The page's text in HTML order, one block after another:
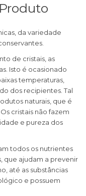
da variedade
de cristais, as
Isto é ocasionado
temperaturas,
dos recipientes. Tal
naturais, que é
cristais não fazem
e pureza dos
todos os nutrientes
que ajudam a prevenir
até as substâncias
e possuem